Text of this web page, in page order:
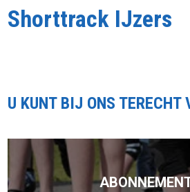
Shorttrack IJzers
U KUNT BIJ ONS TERECHT